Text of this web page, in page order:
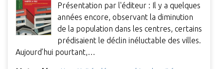
Présentation par l'éditeur : Il y a quelques
années encore, observant la diminution
de la population dans les centres, certains
prédisaient le déclin inéluctable des villes.
Aujourd’hui pourtant,…